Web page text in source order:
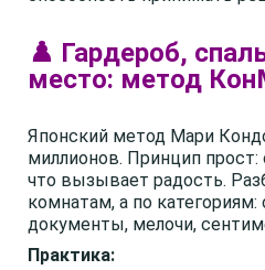
♟️ Гардероб,
место: метод
Японский метод Мари
миллионов. Принцип прост:
что вызывает радость.
комнатам, а по категориям:
документы, мелочи,
Практика: